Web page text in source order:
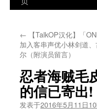
文← 【TalkOP汉化】「
加入客串声优小林剑道
尔（附演员留言）
忍者海贼毛
的信已寄出!
发表于2016年5月11日